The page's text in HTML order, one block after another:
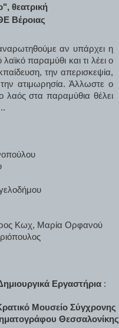
θεατρική
Βέροιας
αν υπάρχει η
παραμύθι και τι λέει ο
την απερισκεψία,
ατιμωρησία. Άλλωστε ο
λαός στα παραμύθια θέλει
Κωχ, Μαρία Ορφανού
Εργαστήρια :
Μουσείο Σύγχρονης
Θεσσαλονίκης